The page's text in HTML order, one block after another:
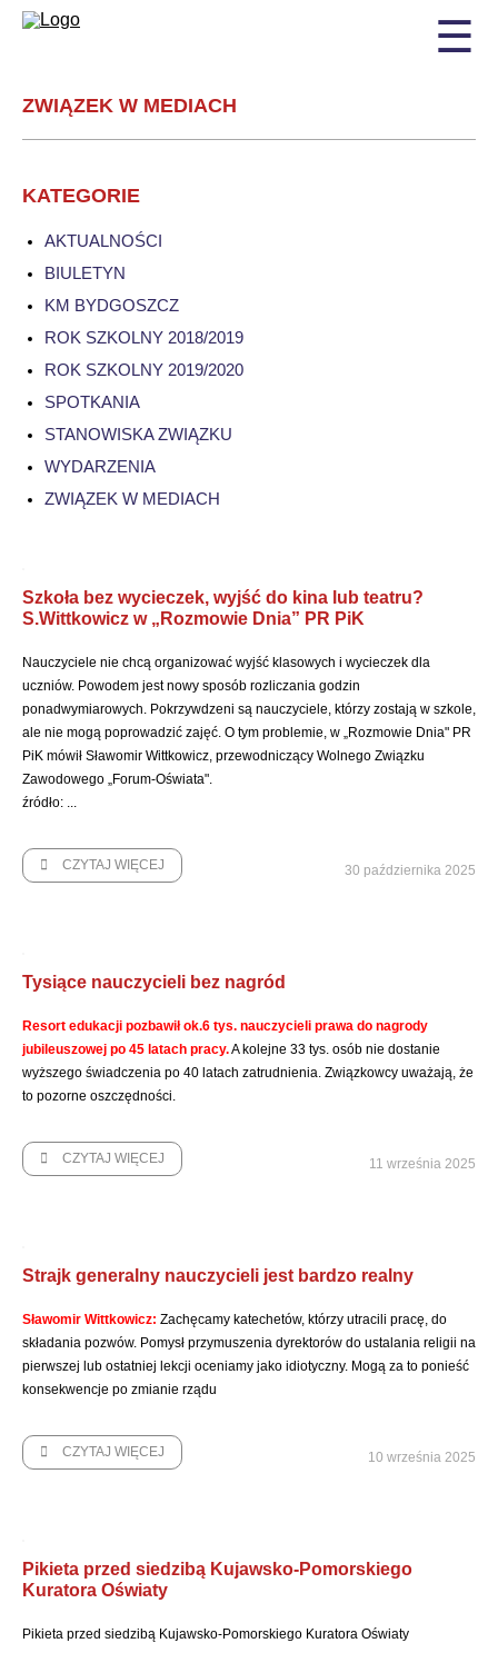
☰
ZWIĄZEK W MEDIACH
KATEGORIE
AKTUALNOŚCI
BIULETYN
KM BYDGOSZCZ
ROK SZKOLNY 2018/2019
ROK SZKOLNY 2019/2020
SPOTKANIA
STANOWISKA ZWIĄZKU
WYDARZENIA
ZWIĄZEK W MEDIACH
Szkoła bez wycieczek, wyjść do kina lub teatru?
S.Wittkowicz w „Rozmowie Dnia” PR PiK
Nauczyciele nie chcą organizować wyjść klasowych i wycieczek dla
uczniów. Powodem jest nowy sposób rozliczania godzin
ponadwymiarowych. Pokrzywdzeni są nauczyciele, którzy zostają w szkole,
ale nie mogą poprowadzić zajęć. O tym problemie, w „Rozmowie Dnia" PR
PiK mówił Sławomir Wittkowicz, przewodniczący Wolnego Związku
Zawodowego „Forum-Oświata".
źródło: ...
CZYTAJ WIĘCEJ 30 października 2025
Tysiące nauczycieli bez nagród
Resort edukacji pozbawił ok.6 tys. nauczycieli prawa do nagrody
jubileuszowej po 45 latach pracy.A kolejne 33 tys. osób nie dostanie
wyższego świadczenia po 40 latach zatrudnienia. Związkowcy uważają, że
to pozorne oszczędności.
CZYTAJ WIĘCEJ 11 września 2025
Strajk generalny nauczycieli jest bardzo realny
Sławomir Wittkowicz: Zachęcamy katechetów, którzy utracili pracę, do
składania pozwów. Pomysł przymuszenia dyrektorów do ustalania religii na
pierwszej lub ostatniej lekcji oceniamy jako idiotyczny. Mogą za to ponieść
konsekwencje po zmianie rządu
CZYTAJ WIĘCEJ 10 września 2025
Pikieta przed siedzibą Kujawsko-Pomorskiego
Kuratora Oświaty
Pikieta przed siedzibą Kujawsko-Pomorskiego Kuratora Oświaty